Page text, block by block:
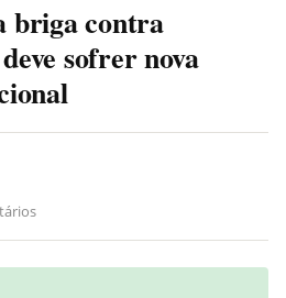
briga contra
sofrer nova